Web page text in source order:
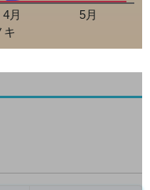
4月
5月
キ